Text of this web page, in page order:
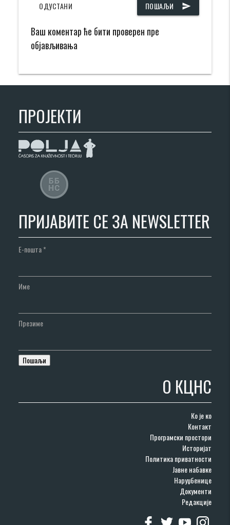
ПОШАЉИ send
ОДУСТАНИ
Ваш коментар ће бити проверен пре
објављивања
ПРОЈЕКТИ
ПРИЈАВИТЕ СЕ ЗА NEWSLETTER
Е-пошта*
Име
Презиме
О КЦНС
Ко је ко
Контакт
Програмски простори
Историјат
Политика приватности
Јавне набавке
Наруџбенице
Документи
Редакције